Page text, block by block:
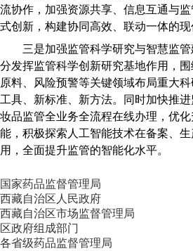
流协作，加强资源共享、信息互通与
式创新，构建协同高效、联动一体的现
三是加强监管科学研究与智慧监管
分发挥监管科学创新研究基地作用，
原料、风险预警等关键领域布局重大
工具、新标准、新方法。同时加快推
妆品监管全业务全流程在线办理，优
能，积极探索人工智能技术在备案、
用，全面提升监管的智能化水平。
国家药品监督管理局
西藏自治区人民政府
西藏自治区市场监督管理局
区政府组成部门
各省级药品监督管理局